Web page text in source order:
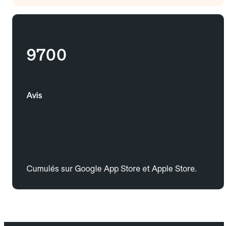
9700
Avis
Cumulés sur Google App Store et Apple Store.